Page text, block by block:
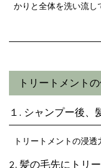
かりと全体を洗い流し
トリートメント
１. シャンプー後、
トリートメントの浸透
2. 髪の毛先にトリ